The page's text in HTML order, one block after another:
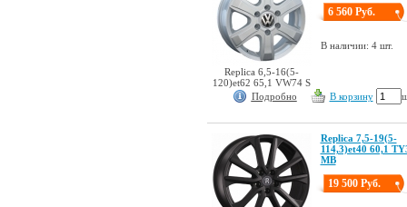
Replica 6,5-16(5-
120)et62 65,1 VW74 S
6 560 Руб.
В наличии: 4 шт.
Подробно В корзину
Replica 7,5-19(5-
114,3)et40 60,1
MB
19 500 Руб.